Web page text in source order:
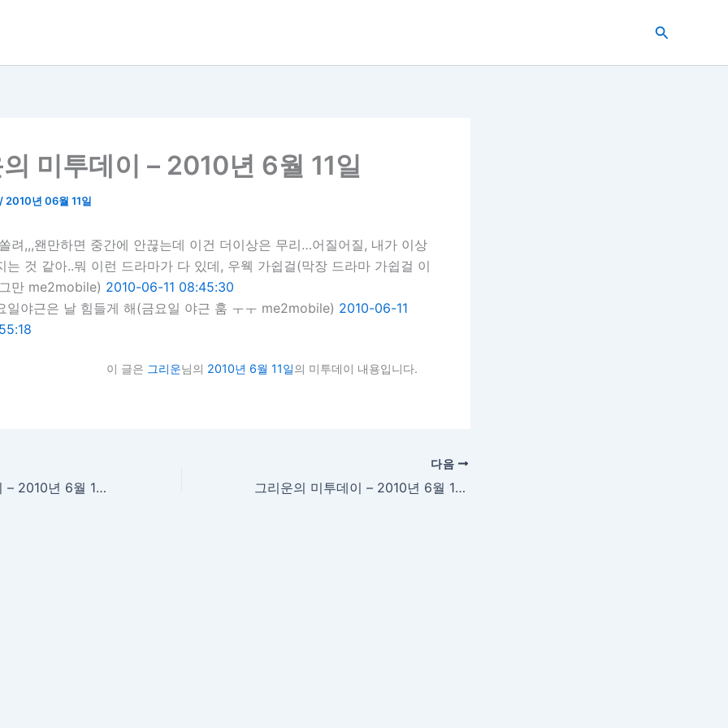
검
미투데이 – 2010년 6월 11일
/ 2010년 06월 11일
려,,,왠만하면 중간에 안끊는데 이건 더이상은 무리…어질어질, 내가 이상
는 것 같아..뭐 이런 드라마가 다 있데, 우웩 가쉽걸(막장 드라마 가쉽걸 이
만 me2mobile) 2010-06-11 08:45:30
일야근은 날 힘들게 해(금요일 야근 훔 ㅜㅜ me2mobile) 2010-06-11
이 글은 그리운님의 2010년 6월 11일의 미투데이 내용입니다.
그리운의 미투데이 – 2010년 6월 10일
다음
그리운의 미투데이 – 2010년 6월 16일